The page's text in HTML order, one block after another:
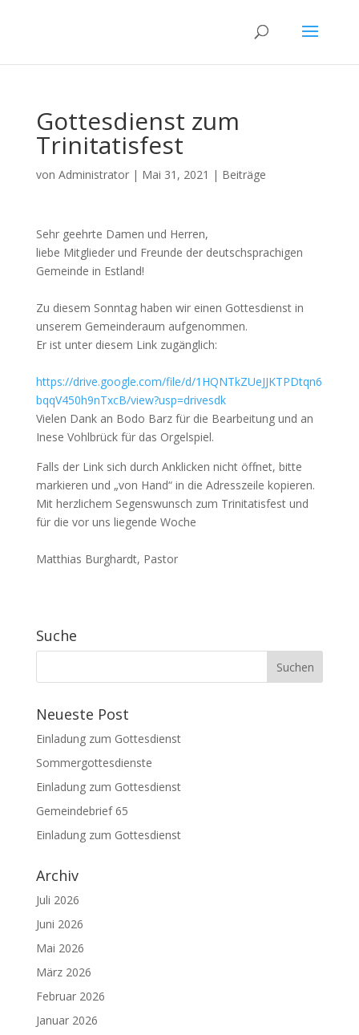
Gottesdienst zum
Trinitatisfest
von Administrator| Mai 31, 2021 | Beiträge
Sehr geehrte Damen und Herren,
liebe Mitglieder und Freunde der deutschsprachigen
Gemeinde in Estland!
Zu diesem Sonntag haben wir einen Gottesdienst in
unserem Gemeinderaum aufgenommen.
Er ist unter diesem Link zugänglich:
https://drive.google.com/file/d/1HQNTkZUeJJKTPDtqn6
bqqV450h9nTxcB/view?usp=drivesdk
Vielen Dank an Bodo Barz für die Bearbeitung und an
Inese Vohlbrück für das Orgelspiel.
Falls der Link sich durch Anklicken nicht öffnet, bitte
markieren und „von Hand“ in die Adresszeile kopieren.
Mit herzlichem Segenswunsch zum Trinitatisfest und
für die vor uns liegende Woche
Matthias Burghardt, Pastor
Suche
Neueste Post
Einladung zum Gottesdienst
Sommergottesdienste
Einladung zum Gottesdienst
Gemeindebrief 65
Einladung zum Gottesdienst
Archiv
Juli 2026
Juni 2026
Mai 2026
März 2026
Februar 2026
Januar 2026